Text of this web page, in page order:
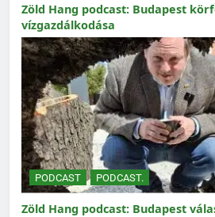
Zöld Hang podcast: Budapest
vízgazdálkodása
PODCAST PODCAST.
Zöld Hang podcast: Budapest